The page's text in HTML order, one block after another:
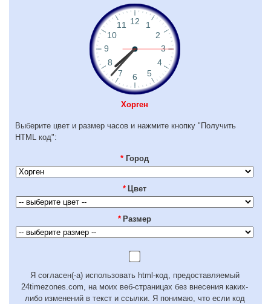
Хорген
Выберите цвет и размер часов и нажмите кнопку "Получить
HTML код":
* Город
* Цвет
* Размер
Я согласен(-а) использовать html-код, предоставляемый
24timezones.com, на моих веб-страницах без внесения каких-
либо изменений в текст и ссылки. Я понимаю, что если код